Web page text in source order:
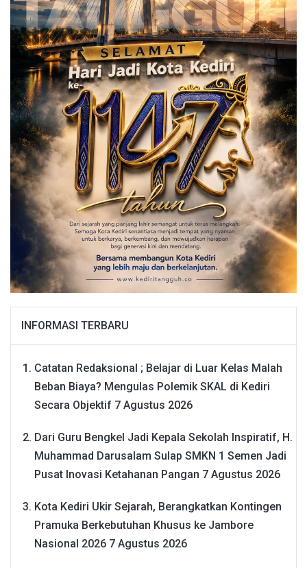
INFORMASI TERBARU
Catatan Redaksional ; Belajar di Luar Kelas Malah
Beban Biaya? Mengulas Polemik SKAL di Kediri
Secara Objektif 7 Agustus 2026
Dari Guru Bengkel Jadi Kepala Sekolah Inspiratif, H.
Muhammad Darusalam Sulap SMKN 1 Semen Jadi
Pusat Inovasi Ketahanan Pangan 7 Agustus 2026
Kota Kediri Ukir Sejarah, Berangkatkan Kontingen
Pramuka Berkebutuhan Khusus ke Jambore
Nasional 2026 7 Agustus 2026